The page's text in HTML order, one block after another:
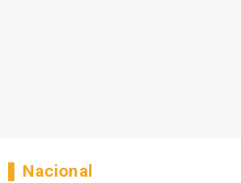
Nacional